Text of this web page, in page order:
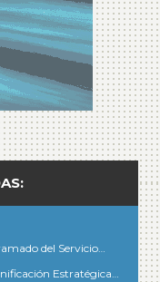
del Servicio…
Estratégica…